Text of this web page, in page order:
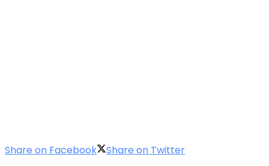
Share on Facebook Share on Twitter